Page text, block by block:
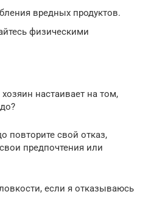
вредных продуктов.
физическими
настаивает на том,
повторите свой отказ,
предпочтения или
если я отказываюсь